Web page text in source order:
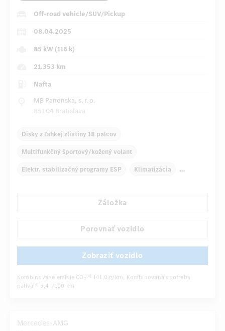
Off-road vehicle/SUV/Pickup
08.04.2025
85 kW (116 k)
21.353 km
Nafta
MB Panónska, s. r. o.
851 04 Bratislava
Disky z ľahkej zliatiny 18 palcov
Multifunkčný športový/kožený volant
Elektr. stabilizačný programy ESP Klimatizácia
Priame riadenie
Záložka
Porovnať vozidlo
Zobraziť vozidlo
Kombinované emisie CO 2 [4] 141,0 g/km, Kombinovaná spotreba
paliva
[4] 5,4 l/100 km
Mercedes-AMG